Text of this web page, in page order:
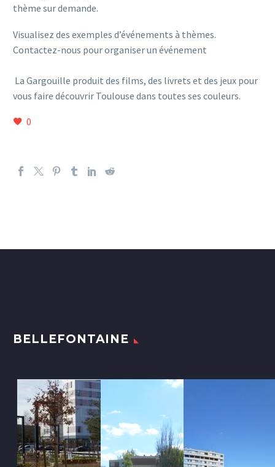
thème sur demande.
Visualisez des exemples d’événements à thèmes.
Contactez-nous pour organiser un événement
La Gargouille produit des films, des livrets et des jeux pour
vous faire découvrir Toulouse dans toutes ses couleurs.
0
BELLEFONTAINE